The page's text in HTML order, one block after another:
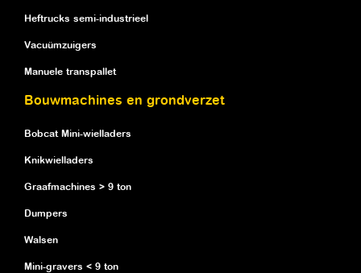
Heftrucks semi-industrieel
Vacuümzuigers
Manuele transpallet
Bouwmachines en grondverzet
Bobcat Mini-wielladers
Knikwielladers
Graafmachines > 9 ton
Dumpers
Walsen
Mini-gravers < 9 ton